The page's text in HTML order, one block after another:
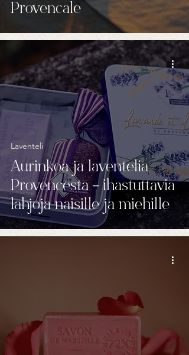
Provencale
Aurinkoa ja laventelia
Provencesta – ihastuttavia
lahjoja naisille ja miehille
Laventeli